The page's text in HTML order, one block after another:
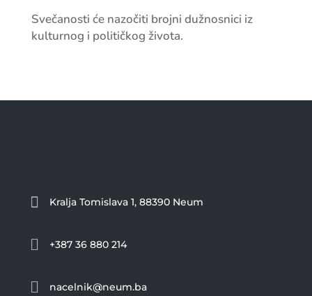
Svečanosti će nazočiti brojni dužnosnici iz
kulturnog i političkog života.
 Kralja Tomislava 1, 88390 Neum
 +387 36 880 214

nacelnik@neum.ba